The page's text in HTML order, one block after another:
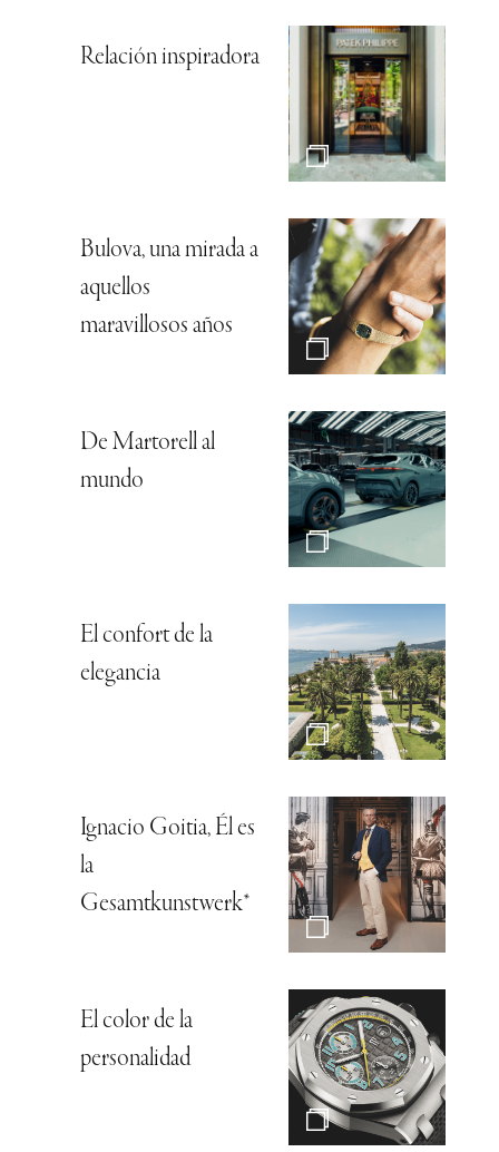
Relación inspiradora
Bulova, una mirada a
aquellos
maravillosos años
De Martorell al
mundo
El confort de la
elegancia
Ignacio Goitia, Él es
la
Gesamtkunstwerk*
El color de la
personalidad